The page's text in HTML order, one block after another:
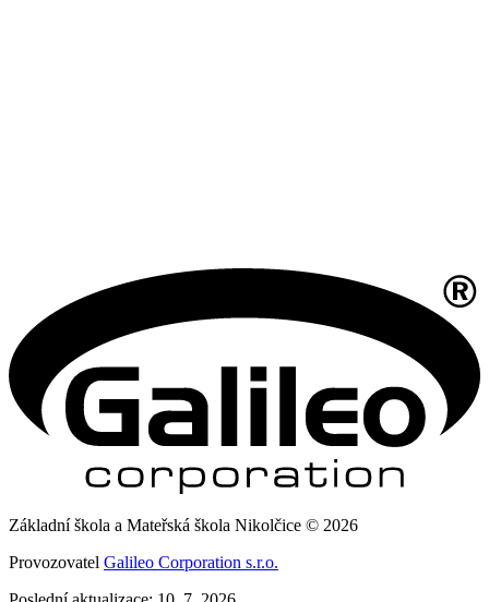
Základní škola a Mateřská škola Nikolčice © 2026
Provozovatel Galileo Corporation s.r.o.